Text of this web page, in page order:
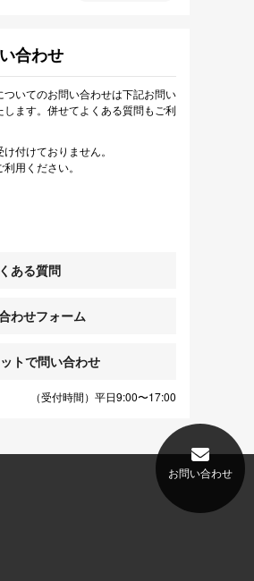
お問い合わせ
合わせ
いてのお問い合わせは下記お問い
ます。併せてよくある質問もご利
付けておりません。
利用ください。
ある質問
わせフォーム
トで問い合わせ
（受付時間）平日9:00〜17:00